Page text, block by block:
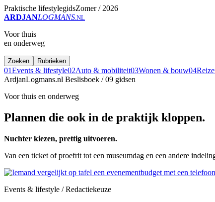
Praktische lifestylegidsZomer / 2026
ARDJANLOGMANS.NL
Voor thuis
en onderweg
Zoeken Rubrieken
01Events & lifestyle02Auto & mobiliteit03Wonen & bouw04
ArdjanLogmans.nl Beslisboek / 09 gidsen
Voor thuis en onderweg
Plannen die ook in de praktijk kloppen.
Nuchter kiezen, prettig uitvoeren.
Van een ticket of proefrit tot een museumdag en een andere
Events & lifestyle / Redactiekeuze